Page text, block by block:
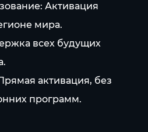
Активация
мира.
всех будущих
активация, без
программ.